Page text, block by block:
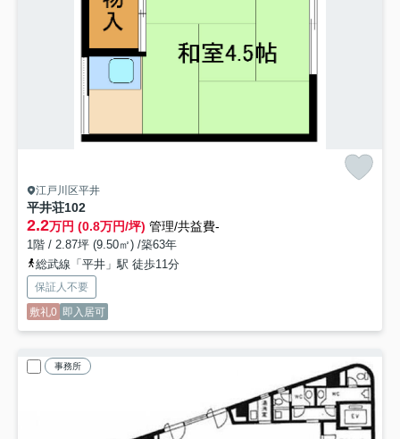
江戸川区平井
平井荘102
2.2万円 (0.8万円/坪) 管理/共益費-
1階 / 2.87坪 (9.50㎡) /築63年
総武線「平井」駅 徒歩11分
保証人不要
敷礼0 即入居可
事務所